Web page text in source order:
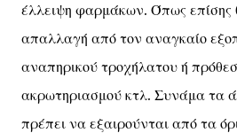
έλλειψη φαρμάκων. Όπως επίσης
απαλλαγή από τον αναγκαίο
αναπηρικού τροχήλατου ή
ακρωτηριασμού κτλ. Συνάμα τα
πρέπει να εξαιρούνται από τα